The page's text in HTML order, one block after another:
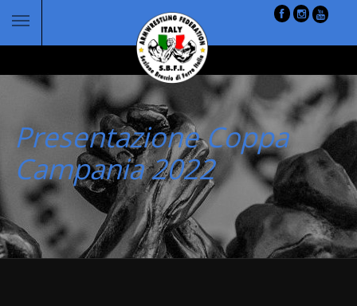
Presentazione Coppa
Campania 2022